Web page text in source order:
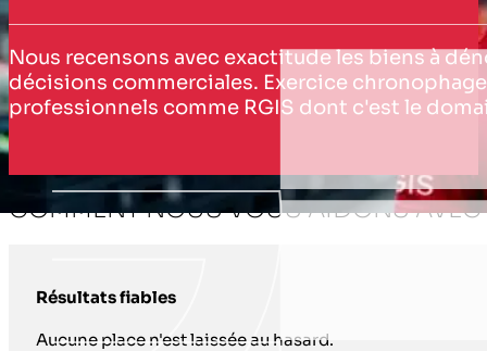
Nous recensons avec exactitude les biens à
décisions commerciales. Exercice
professionnels comme RGIS dont c'est le
COMMENT NOUS VOUS AIDONS AVEC
Résultats fiables
Aucune place n'est laissée au hasard.